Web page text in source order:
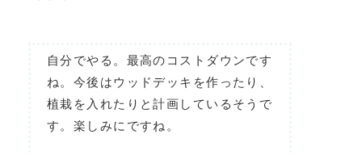
自分でやる。最高のコストダウンです
ね。今後はウッドデッキを作ったり、
植栽を入れたりと計画しているそうで
す。楽しみにですね。